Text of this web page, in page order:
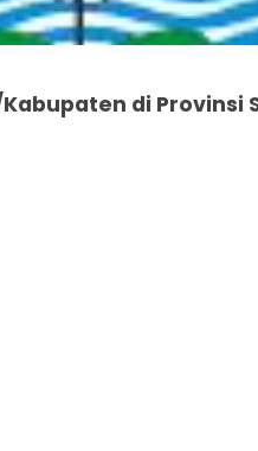
di Provinsi